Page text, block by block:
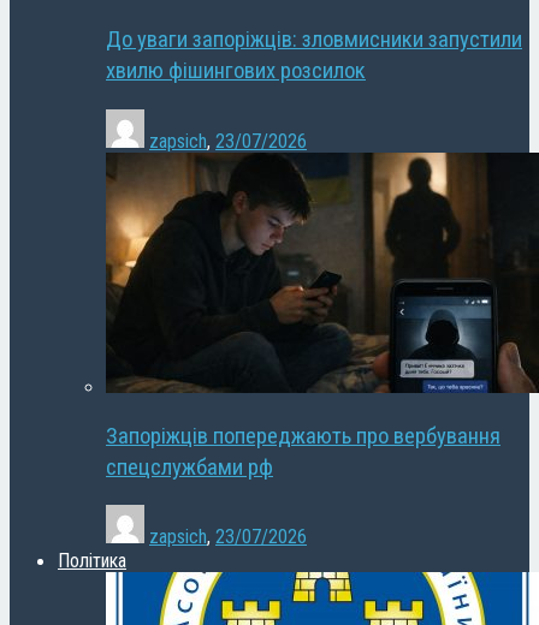
До уваги запоріжців: зловмисники запустили
хвилю фішингових розсилок
zapsich, 23/07/2026
Запоріжців попереджають про вербування
спецслужбами рф
zapsich, 23/07/2026
Політика